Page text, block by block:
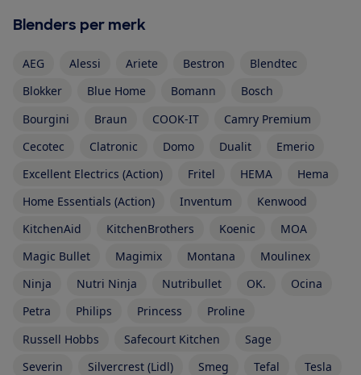
Blenders per merk
AEG Alessi Ariete Bestron
Blendtec
Blokker
Blue Home Bomann
Bosch
Bourgini
Braun COOK-IT
Camry Premium
Cecotec
Clatronic Domo Dualit
Emerio
Excellent Electrics (Action)
Fritel HEMA
Hema
Home Essentials (Action)
Inventum
Kenwood
KitchenAid
KitchenBrothers Koenic
MOA
Magic Bullet
Magimix Montana
Moulinex
Ninja
Nutri Ninja Nutribullet OK.
Ocina
Petra
Philips Princess
Proline
Russell Hobbs
Safecourt Kitchen
Sage
Severin
Silvercrest (Lidl) Smeg Tefal
Tesla